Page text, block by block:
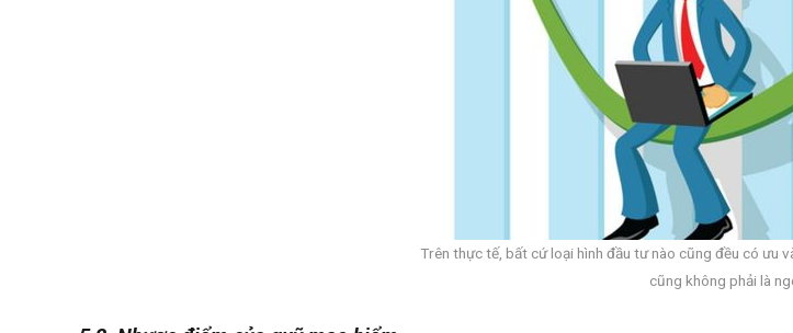
Trên thực tế, bất cứ loại hình đầu tư nào cũng đều có ưu
cũng không phải là